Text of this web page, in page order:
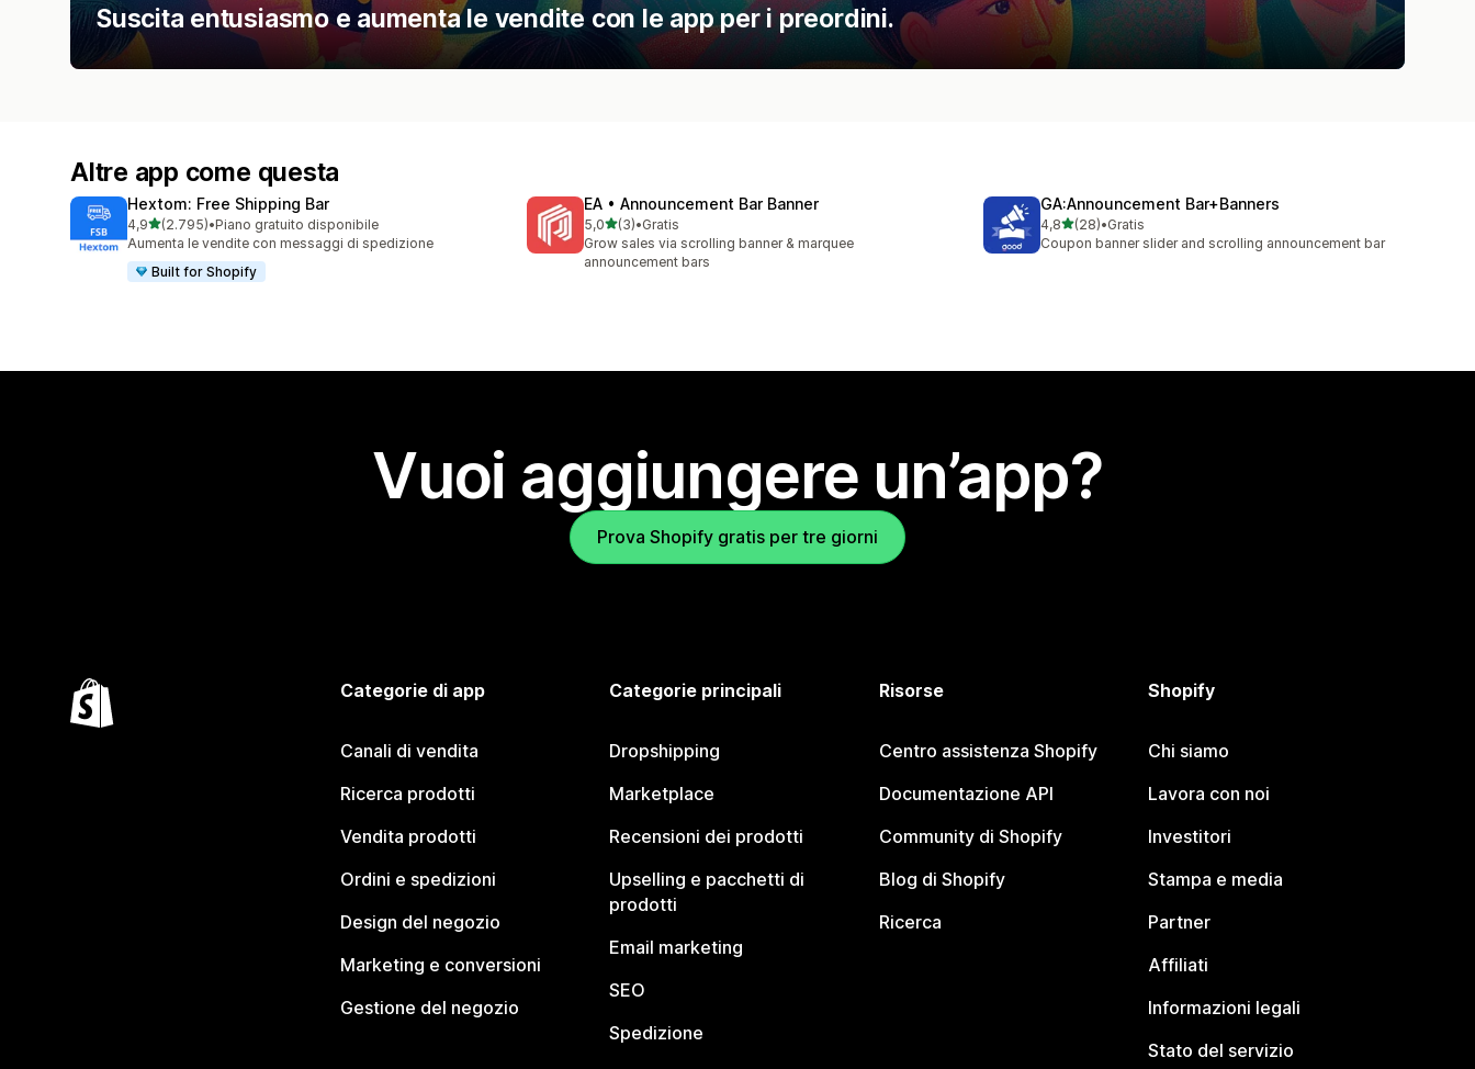
Suscita entusiasmo e aumenta le vendite con le app per i preordini.
Altre app come questa
Hextom: Free Shipping Bar
4,9stelle su 5
(2.795)
2795 recensioni totali
•Piano gratuito disponibile
Aumenta le vendite con messaggi di spedizione
Built for Shopify
EA • Announcement Bar Banner
5,0stelle su 5
(3)
3 recensioni totali
•Gratis
Grow sales via scrolling banner & marquee
announcement bars
GA:Announcement Bar+Banners
4,8stelle su 5
(28)
28 recensioni totali
•Gratis
Coupon banner slider and scrolling announcement bar
Vuoi aggiungere un’app?
Prova Shopify gratis per tre giorni
Categorie di app
Canali di vendita
Ricerca prodotti
Vendita prodotti
Ordini e spedizioni
Design del negozio
Marketing e conversioni
Gestione del negozio
Categorie principali
Dropshipping
Marketplace
Recensioni dei prodotti
Upselling e pacchetti di
prodotti
Email marketing
SEO
Spedizione
Risorse
Centro assistenza Shopify
Documentazione API
Community di Shopify
Blog di Shopify
Ricerca
Shopify
Chi siamo
Lavora con noi
Investitori
Stampa e media
Partner
Affiliati
Informazioni legali
Stato del servizio